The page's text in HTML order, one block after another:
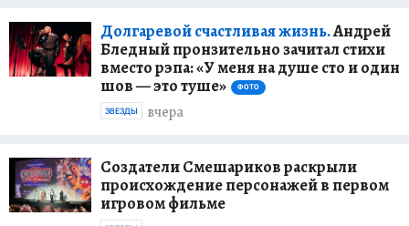
Долгаревой счастливая жизнь.Андрей
Бледный пронзительно зачитал стихи
вместо рэпа: «У меня на душе сто и один
шов — это туше»
ФОТО
вчера
ЗВЕЗДЫ
Создатели Смешариков раскрыли
происхождение персонажей в первом
игровом фильме